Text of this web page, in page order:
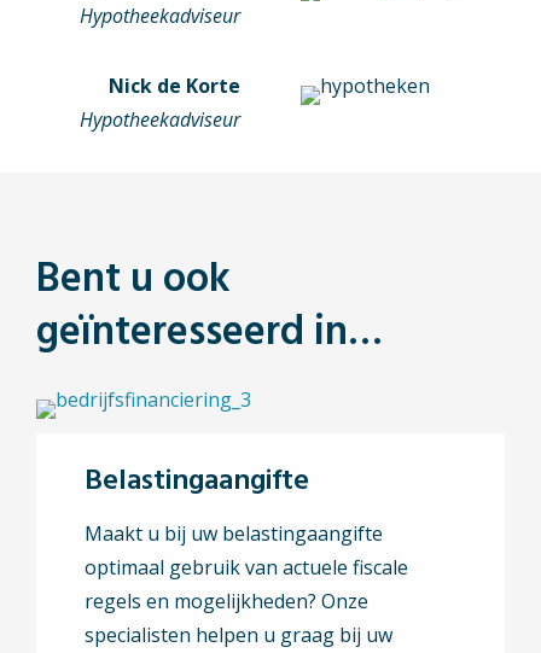
Hypotheekadviseur
Nick de Korte
Hypotheekadviseur
Bent u ook
geïnteresseerd in…
Belastingaangifte
Maakt u bij uw belastingaangifte
optimaal gebruik van actuele fiscale
regels en mogelijkheden? Onze
specialisten helpen u graag bij uw